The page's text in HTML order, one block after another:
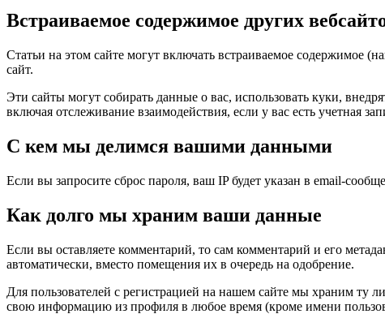
Встраиваемое содержимое других
Статьи на этом сайте могут включать встраиваемое содержимое
сайт.
Эти сайты могут собирать данные о вас, использовать куки,
включая отслеживание взаимодействия, если у вас есть учетная
С кем мы делимся вашими данными
Если вы запросите сброс пароля, ваш IP будет указан в email-
Как долго мы храним ваши данные
Если вы оставляете комментарий, то сам комментарий и его
автоматически, вместо помещения их в очередь на одобрение.
Для пользователей с регистрацией на нашем сайте мы храним ту
свою информацию из профиля в любое время (кроме имени